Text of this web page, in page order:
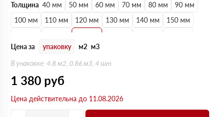
Толщина 40 мм 50 мм 60 мм 70 мм 80 мм
90 мм
100 мм
110 мм 120 мм 130 мм 140 мм
150 мм
220 мм
230 мм 240 мм
Цена за упаковку м2 м3
В упаковке: 4.8 м2, 0.86 м3, 4 шт
1 380 руб
Цена действительна до 11.08.2026